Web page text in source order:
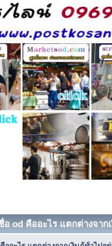
od คืออะไร แตกต่างจาก